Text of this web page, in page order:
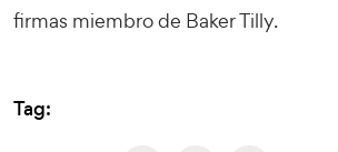
firmas miembro de Baker Tilly.
Tag: